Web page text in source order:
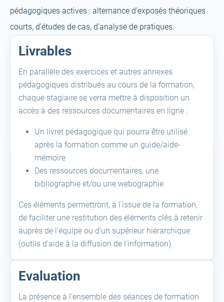
pédagogiques actives : alternance d’exposés théoriques
courts, d’études de cas, d’analyse de pratiques.
Livrables
En parallèle des exercices et autres annexes
pédagogiques distribués au cours de la formation,
chaque stagiaire se verra mettre à disposition un
accès à des ressources documentaires en ligne :
Un livret pédagogique qui pourra être utilisé
après la formation comme un guide/aide-
mémoire
Des ressources documentaires, une
bibliographie et/ou une webographie
Ces éléments permettront, à l’issue de la formation,
de faciliter une restitution des éléments clés à retenir
auprès de l’équipe ou d’un supérieur hiérarchique
(outils d’aide à la diffusion de l’information).
Evaluation
La présence à l’ensemble des séances de formation